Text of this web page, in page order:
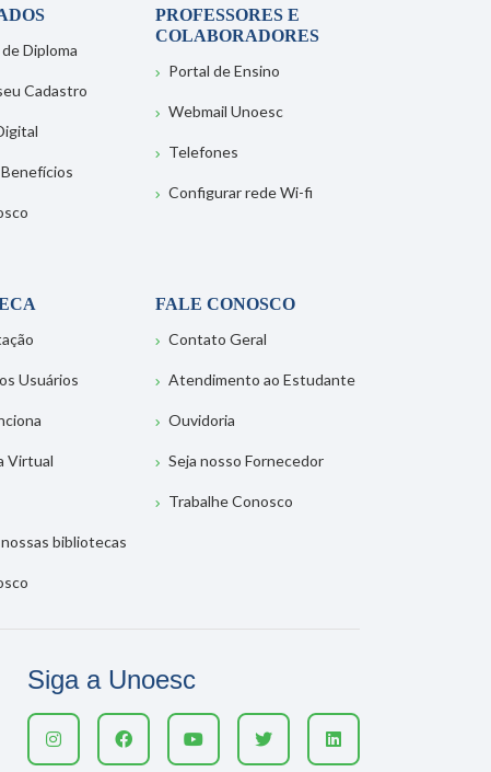
Diploma
Cadastro
PROFESSORES E
COLABORADORES
Portal de Ensino
Webmail Unoesc
Telefones
Configurar rede Wi-fi
Usuários
Virtual
bibliotecas
FALE CONOSCO
Contato Geral
Atendimento ao Estudante
Ouvidoria
Seja nosso Fornecedor
Trabalhe Conosco
Siga a Unoesc